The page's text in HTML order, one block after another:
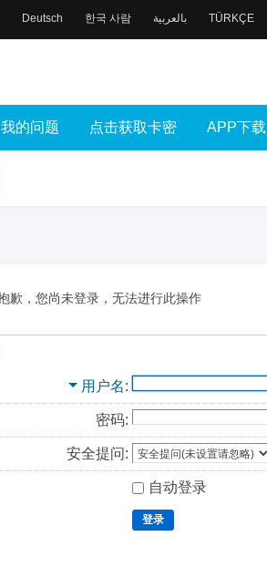
Deutsch 한국 사람 بالعربية TÜRKÇE
我的问题 点击获取卡密 APP下载
歉，您尚未登录，无法进行此操作
用户名
密码:
安全提问:
自动登录
登录